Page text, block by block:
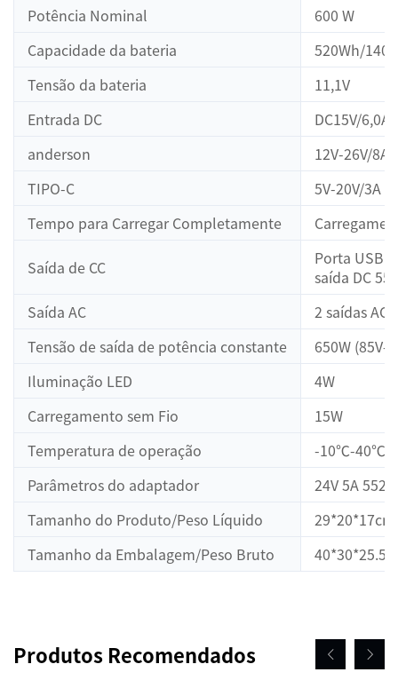
Potência Nominal
600 W
Capacidade da bateria
520Wh/
Tensão da bateria
11,1V
Entrada DC
DC15V/
anderson
12V-26V/8A
TIPO-C
5V-20V/3A
Tempo para Carregar Completamente
Saída de CC
Porta USB:
saída DC
Saída AC
2 saídas
Tensão de saída de potência constante
650W (85V-
Iluminação LED
4W
Carregamento sem Fio
15W
Temperatura de operação
-10℃-40℃
Parâmetros do adaptador
24V 5A 5521
Tamanho do Produto/Peso Líquido
Tamanho da Embalagem/Peso Bruto
Produtos Recomendados